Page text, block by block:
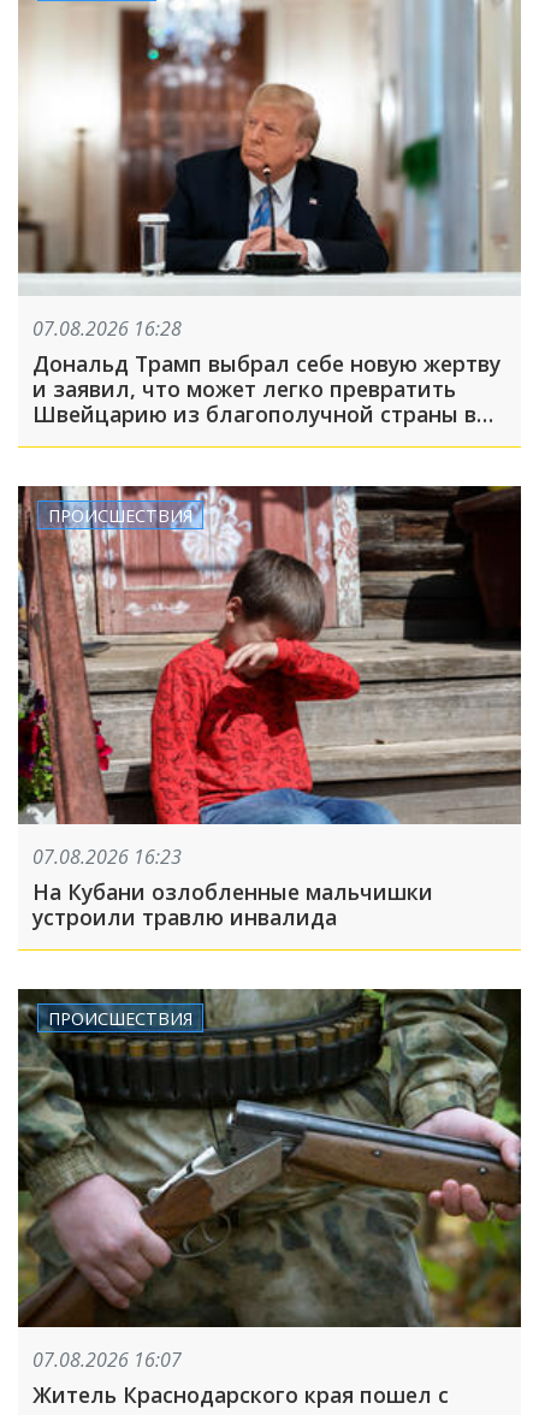
07.08.2026 16:28
Дональд Трамп выбрал себе новую жертву
и заявил, что может легко превратить
Швейцарию из благополучной страны в
проблемную
ПРОИСШЕСТВИЯ
07.08.2026 16:23
На Кубани озлобленные мальчишки
устроили травлю инвалида
ПРОИСШЕСТВИЯ
07.08.2026 16:07
Житель Краснодарского края пошел с